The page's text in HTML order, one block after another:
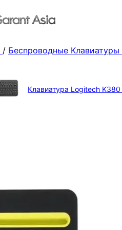
/ Беспроводные Клавиатуры
Клавиатура Logitech K380